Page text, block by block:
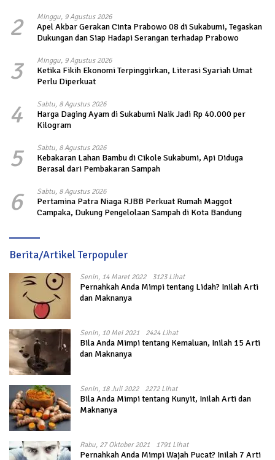
2 Minggu, 9 Agustus 2026
Apel Akbar Gerakan Cinta Prabowo 08 di Sukabumi, Tegaskan
Dukungan dan Siap Hadapi Serangan terhadap Prabowo
3 Minggu, 9 Agustus 2026
Ketika Fikih Ekonomi Terpinggirkan, Literasi Syariah Umat
Perlu Diperkuat
4 Sabtu, 8 Agustus 2026
Harga Daging Ayam di Sukabumi Naik Jadi Rp 40.000 per
Kilogram
5 Sabtu, 8 Agustus 2026
Kebakaran Lahan Bambu di Cikole Sukabumi, Api Diduga
Berasal dari Pembakaran Sampah
6 Sabtu, 8 Agustus 2026
Pertamina Patra Niaga RJBB Perkuat Rumah Maggot
Campaka, Dukung Pengelolaan Sampah di Kota Bandung
Berita/Artikel Terpopuler
Senin, 14 Maret 2022 3123 Lihat
Pernahkah Anda Mimpi tentang Lidah? Inilah Arti
dan Maknanya
Senin, 10 Mei 2021 2424 Lihat
Bila Anda Mimpi tentang Kemaluan, Inilah 15 Arti
dan Maknanya
Senin, 18 Juli 2022 2272 Lihat
Bila Anda Mimpi tentang Kunyit, Inilah Arti dan
Maknanya
Rabu, 27 Oktober 2021 1791 Lihat
Pernahkah Anda Mimpi Wajah Pucat? Inilah 7 Arti